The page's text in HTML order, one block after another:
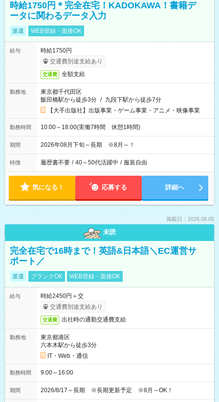
時給1750円＊完全在宅！KADOKAWA！書籍デ
ータに関わるデータ入力
派遣 WEB登録・面接OK
給与
時給1750円
交通費別途支給あり
交通費 全額支給
勤務地
東京都千代田区
飯田橋駅から徒歩3分 / 九段下駅から徒歩7分
【大手出版社】出版事業・ゲーム事業・アニメ・映像事業
勤務時間 10:00～18:00(実働7時間 休憩1時間)
期間 2026年08月下旬～長期 ※8月～！
特徴 履歴書不要 / 40～50代活躍中 / 服装自由
気になる！ 応募する 詳細へ
掲載日：2026.08.05
未読
完全在宅で16時まで！英語&日本語＼EC運営サ
ポート／
派遣 ブランクOK WEB登録・面接OK
給与
時給2450円＋交
交通費別途支給あり
交通費 出社時の通勤交通費支給
勤務地
東京都港区
六本木駅から徒歩3分
IT・Web・通信
勤務時間 9:00～16:00
期間 2026/8/17～長期 ※長期更新予定 ※8月～OK！